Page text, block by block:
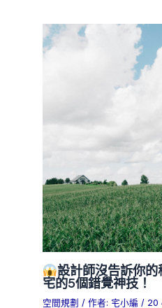
設計師沒告訴你
宅的5個錯覺神技！
空間規劃 / 作者: 宅小編 / 20